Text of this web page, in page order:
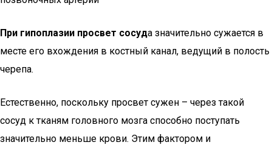
При гипоплазии просвет сосуда значительно сужается в
месте его вхождения в костный канал, ведущий в полость
черепа.
Естественно, поскольку просвет сужен – через такой
сосуд к тканям головного мозга способно поступать
значительно меньше крови. Этим фактором и